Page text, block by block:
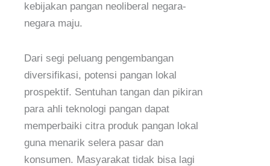
kebijakan pangan neoliberal negara-
negara maju.
Dari segi peluang pengembangan
diversifikasi, potensi pangan lokal
prospektif. Sentuhan tangan dan pikiran
para ahli teknologi pangan dapat
memperbaiki citra produk pangan lokal
guna menarik selera pasar dan
konsumen. Masyarakat tidak bisa lagi